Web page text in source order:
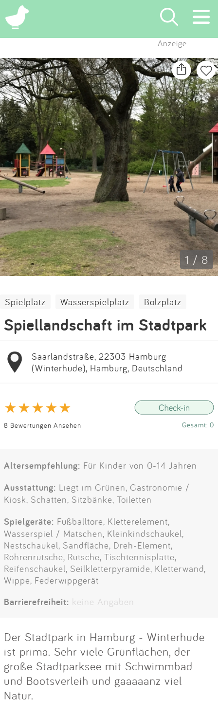
×
Suchen
Eintragen
App
Blog
Partner
Kontakt
Impressum
Anmelden
Anzeige
1 / 8
Spielplatz Wasserspielplatz Bolzplatz
Spiellandschaft im Stadtpark
Saarlandstraße, 22303 Hamburg
(Winterhude), Hamburg, Deutschland
8 Bewertungen Ansehen Gesamt: 0
Altersempfehlung: Für Kinder von 0-14 Jahren
Ausstattung: Liegt im Grünen, Gastronomie /
Kiosk, Schatten, Sitzbänke, Toiletten
Spielgeräte: Fußballtore, Kletterelement,
Wasserspiel / Matschen, Kleinkindschaukel,
Nestschaukel, Sandfläche, Dreh-Element,
Röhrenrutsche, Rutsche, Tischtennisplatte,
Reifenschaukel, Seilkletterpyramide, Kletterwand,
Wippe, Federwippgerät
Barrierefreiheit: keine Angaben
Der Stadtpark in Hamburg - Winterhude
ist prima. Sehr viele Grünflächen, der
große Stadtparksee mit Schwimmbad
und Bootsverleih und gaaaaanz viel
Natur.